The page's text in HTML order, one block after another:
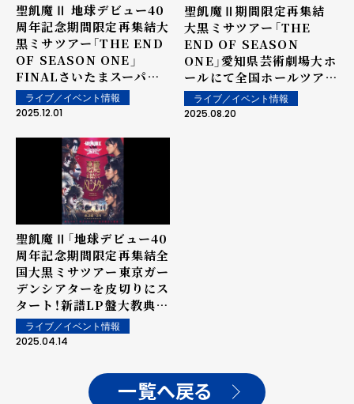
聖飢魔Ⅱ 地球デビュー40
周年記念期間限定再集結大
黒ミサツアー「THE END
OF SEASON ONE」
FINALさいたまスーパー
アリーナにて大団円。魔暦
28(2026)年新たなる大黒
ライブ／イベント情報
2025.12.01
聖飢魔Ⅱ期間限定再集結
大黒ミサツアー「THE
END OF SEASON
ONE」愛知県芸術劇場大ホ
ールにて全国ホールツアー
(全国18会場19公演)完遂！
ライブ／イベント情報
2025.08.20
聖飢魔Ⅱ「地球デビュー40
周年記念期間限定再集結全
国大黒ミサツアー東京ガー
デンシアターを皮切りにス
タート！新譜LP盤大教典を
魔暦27年('25)６月6日に
発布決定!!聖飢魔Ⅱ vs
たりてベビメタる"激突決
ライブ／イベント情報
2025.04.14
一覧へ戻る